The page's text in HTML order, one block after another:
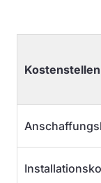
Kostenstellen